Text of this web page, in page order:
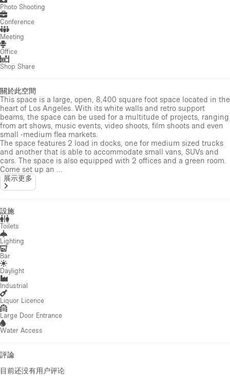
Photo Shooting
Conference
Meeting
Office
Shop Share
關於此空間
This space is a large, open, 8,400 square foot space located in the
heart of Los Angeles. With its white walls and retro support
beams, the space can be used for a multitude of projects, ranging
from art shows, music events, video shoots, film shoots and even
small -medium flea markets.
The space features 2 load in docks, one for medium sized trucks
and another that is able to accommodate small vans, SUVs and
cars. The space is also equipped with 2 offices and a green room.
Come set up an ...
展示更多
設施
Toilets
Lighting
Bar
Daylight
Industrial
Liquor Licence
Large Door Entrance
Water Access
評論
目前还没有用户评论